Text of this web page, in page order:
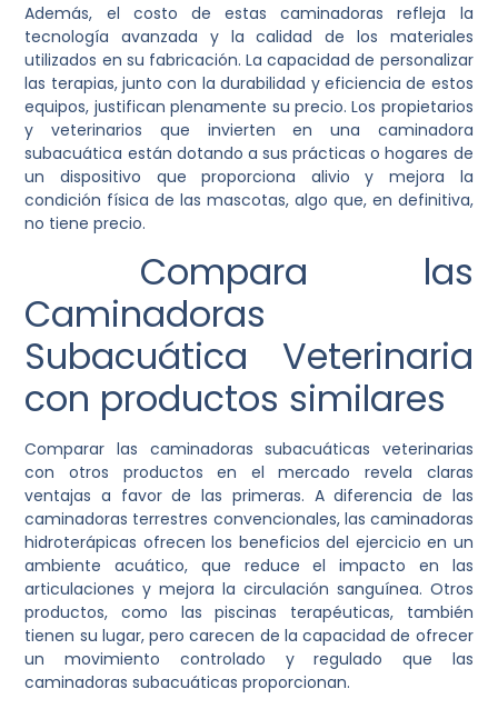
Además, el costo de estas caminadoras refleja la
tecnología avanzada y la calidad de los materiales
utilizados en su fabricación. La capacidad de personalizar
las terapias, junto con la durabilidad y eficiencia de estos
equipos, justifican plenamente su precio. Los propietarios
y veterinarios que invierten en una caminadora
subacuática están dotando a sus prácticas o hogares de
un dispositivo que proporciona alivio y mejora la
condición física de las mascotas, algo que, en definitiva,
no tiene precio.
Compara las
Caminadoras
Subacuática Veterinaria
con productos similares
Comparar las caminadoras subacuáticas veterinarias
con otros productos en el mercado revela claras
ventajas a favor de las primeras. A diferencia de las
caminadoras terrestres convencionales, las caminadoras
hidroterápicas ofrecen los beneficios del ejercicio en un
ambiente acuático, que reduce el impacto en las
articulaciones y mejora la circulación sanguínea. Otros
productos, como las piscinas terapéuticas, también
tienen su lugar, pero carecen de la capacidad de ofrecer
un movimiento controlado y regulado que las
caminadoras subacuáticas proporcionan.